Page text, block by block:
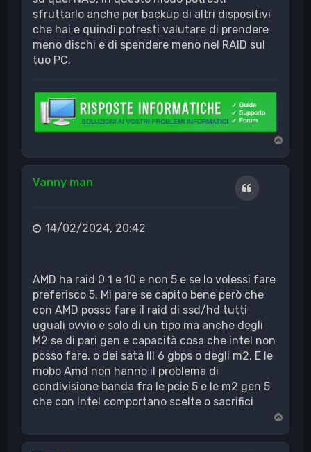
sfruttarlo anche per backup di altri dispositivi
che hai e quindi potresti valutare di prendere
meno dischi e di spendere meno nel RAID sul
tuo PC.
o
p
Vanny man
Cita
14/02/2024, 20:42
AMD ha raid 0 1 e 10 e non 5 e se lo volessi fare
preferisco 5. Mi pare se capito bene però che
con AMD posso fare il raid di ssd/hd tutti
uguali ovvio e solo di un tipo ma anche degli
M2 se di pari gen e capacità cosa che intel non
posso fare, o dei sata III 6 gbps o degli m2. E le
mobo Amd non hanno il problema di
condivisione banda fra le pcie 5 e le m2 gen 5
che con intel comportano scelte o sacrifici
o
p